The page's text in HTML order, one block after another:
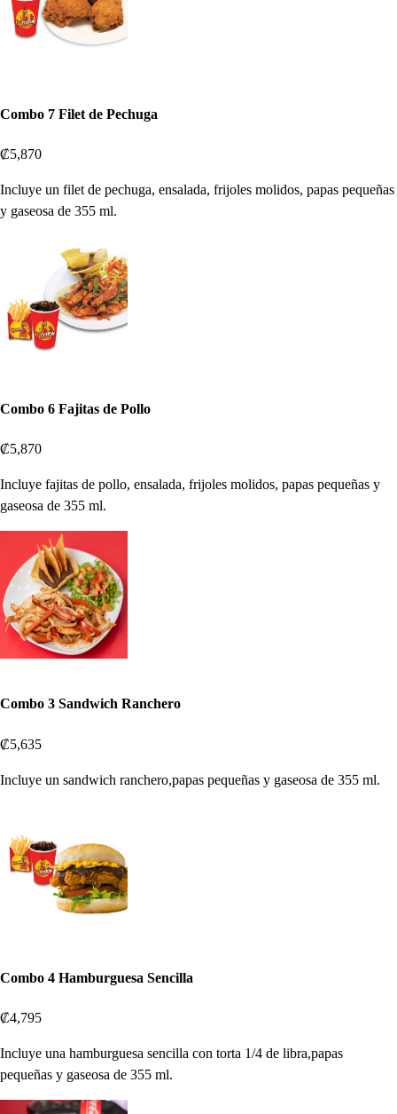
Combo 7 Filet de Pechuga
₡5,870
Incluye un filet de pechuga, ensalada, frijoles molidos, papas pequeñas
y gaseosa de 355 ml.
Combo 6 Fajitas de Pollo
₡5,870
Incluye fajitas de pollo, ensalada, frijoles molidos, papas pequeñas y
gaseosa de 355 ml.
Combo 3 Sandwich Ranchero
₡5,635
Incluye un sandwich ranchero,papas pequeñas y gaseosa de 355 ml.
Combo 4 Hamburguesa Sencilla
₡4,795
Incluye una hamburguesa sencilla con torta 1/4 de libra,papas
pequeñas y gaseosa de 355 ml.